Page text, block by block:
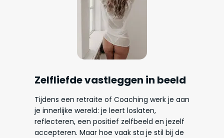
Zelfliefde vastleggen in beeld
Tijdens een retraite of Coaching werk je aan
je innerlijke wereld: je leert loslaten,
reflecteren, een positief zelfbeeld en jezelf
accepteren. Maar hoe vaak sta je stil bij de